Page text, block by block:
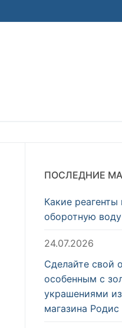
ПОСЛЕДНИЕ
Какие реагенты
оборотную воду
24.07.2026
Сделайте свой
особенным с
украшениями
магазина Родис